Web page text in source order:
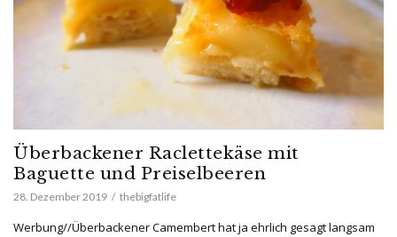
Überbackener Raclettekäse mit
Baguette und Preiselbeeren
28. Dezember 2019 thebigfatlife
Werbung//Überbackener Camembert hat ja ehrlich gesagt langsam